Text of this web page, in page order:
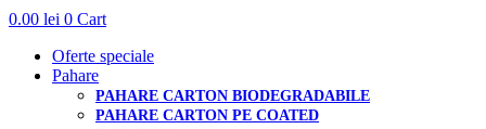
0.00 lei 0 Cart
Oferte speciale
Pahare
PAHARE CARTON BIODEGRADABILE
PAHARE CARTON PE COATED